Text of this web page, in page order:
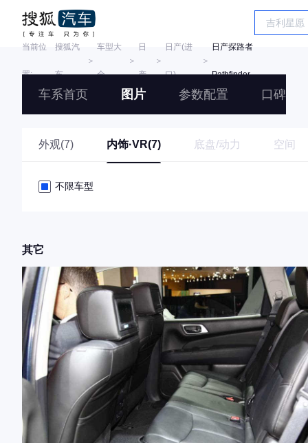
当前位
置:
搜狐汽
车
＞
车型大
全
＞
日
产
＞
日产(进
口)
＞
日产探路者
Pathfinder
车系首页 图片 参数配置 口碑
外观(7) 内饰·VR(7) 底盘/动力 空间
不限车型
其它